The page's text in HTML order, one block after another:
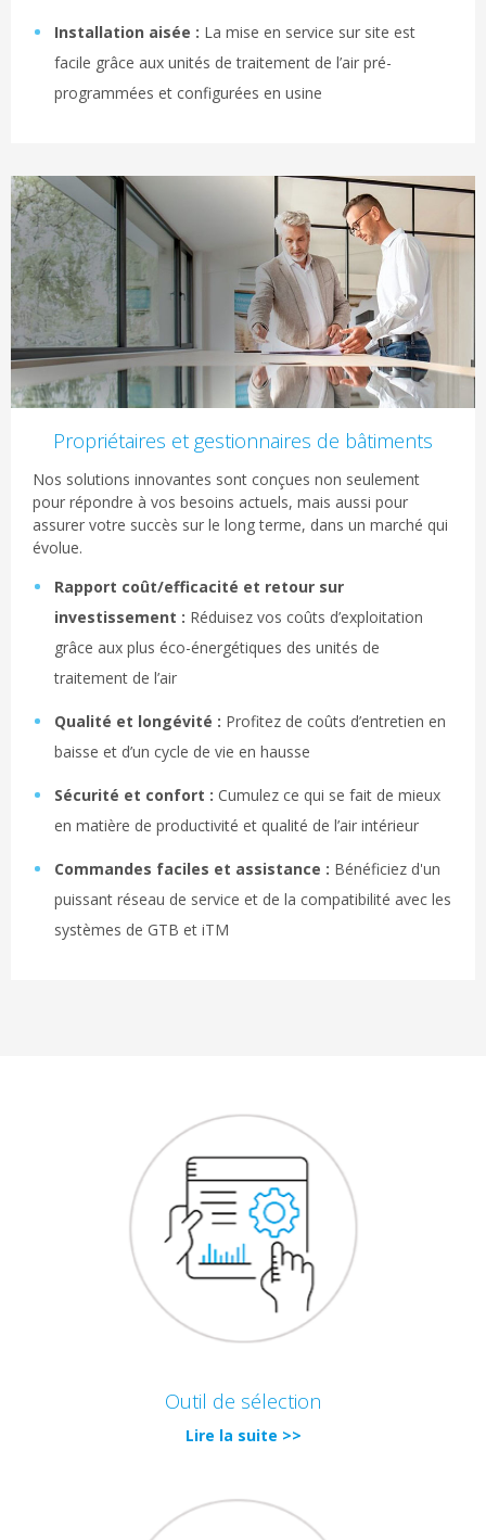
Installation aisée : La mise en service sur site est
facile grâce aux unités de traitement de l’air pré-
programmées et configurées en usine
Propriétaires et gestionnaires de bâtiments
Nos solutions innovantes sont conçues non seulement
pour répondre à vos besoins actuels, mais aussi pour
assurer votre succès sur le long terme, dans un marché qui
évolue.
Rapport coût/efficacité et retour sur
investissement : Réduisez vos coûts d’exploitation
grâce aux plus éco-énergétiques des unités de
traitement de l’air
Qualité et longévité : Profitez de coûts d’entretien en
baisse et d’un cycle de vie en hausse
Sécurité et confort : Cumulez ce qui se fait de mieux
en matière de productivité et qualité de l’air intérieur
Commandes faciles et assistance : Bénéficiez d'un
puissant réseau de service et de la compatibilité avec les
systèmes de GTB et iTM
Outil de sélection
Lire la suite >>